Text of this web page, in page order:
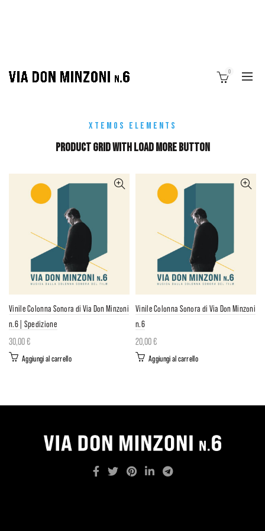
0
XTEMOS ELEMENTS
PRODUCT GRID WITH LOAD MORE BUTTON
Vinile Colonna Sonora di Via Don Minzoni
n.6 | Spedizione
30,00€
Aggiungi al carrello
Vinile Colonna Sonora di Via Don Minzoni
n.6
20,00€
Aggiungi al carrello